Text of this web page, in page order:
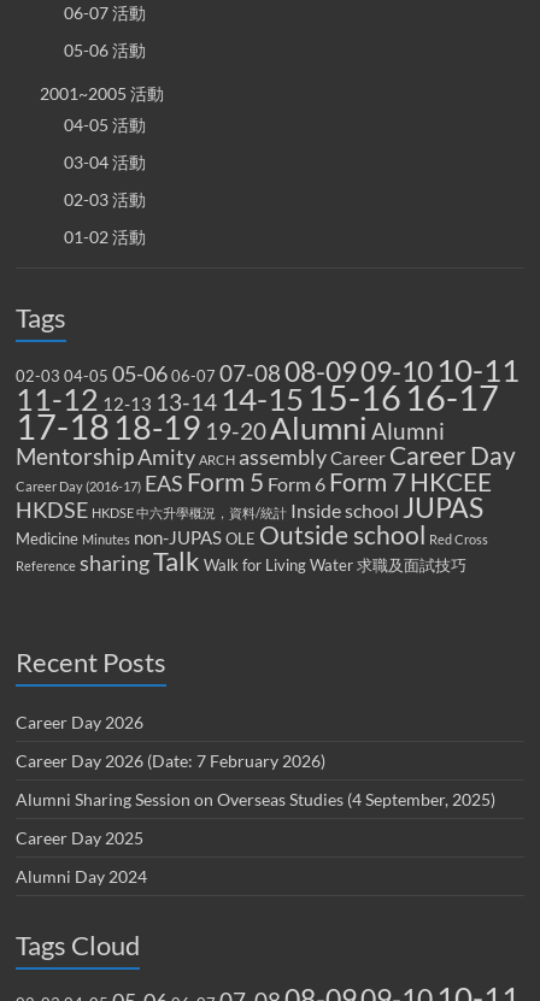
06-07 活動
05-06 活動
2001~2005 活動
04-05 活動
03-04 活動
02-03 活動
01-02 活動
Tags
02-03 04-05 05-06 06-07 07-0808-0909-10 10-11
11-12 12-13 13-14 14-15 15-16 16-17
17-18 18-19 19-20Alumni Alumni
MentorshipAmity ARCH assemblyCareer Career Day
Career Day (2016-17) EAS Form 5 Form 6 Form 7HKCEE
HKDSE HKDSE 中六升學概況，資料/統計 Inside school JUPAS
Medicine Minutes non-JUPAS OLE Outside school Red Cross
Reference sharingTalk Walk for Living Water 求職及面試技巧
Recent Posts
Career Day 2026
Career Day 2026 (Date: 7 February 2026)
Alumni Sharing Session on Overseas Studies (4 September, 2025)
Career Day 2025
Alumni Day 2024
Tags Cloud